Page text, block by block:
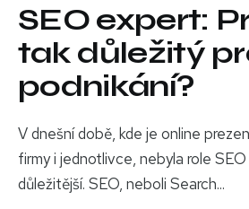
SEO expert:
tak důležitý
podnikání?
V dnešní době, kde je online
firmy i jednotlivce, nebyla role
důležitější. SEO, neboli Search...